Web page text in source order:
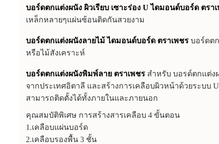
บอร์ดตกแต่งผนัง ผิวเรียบ เซาะร่อง U ไดมอนด์บอร์ด ตรา
เหล็กหลายๆแผ่นซ้อนติดกันสวยงาม
บอร์ดตกแต่งผนังลายไม้ ไดมอนด์บอร์ด ตราเพชร บอร์ดต
หรือไม้สังเคราะห์
บอร์ดตกแต่งผนังพิมพ์ลาย ตราเพชร สำหรับ บอรด์ตกแต่
จากประเทศอิตาลี และสร้างการเคลือบผิวหน้าด้วยระบ
สามารถติดตั้งได้ทั้งภายในและภายนอก
คุณสมบัติพิเศษ การสร้างสารเคลือบ 4 ขั้นตอน
1.เคลือบแผ่นบอร์ด
2.เคลือบรองพื้น 3 ชั้น